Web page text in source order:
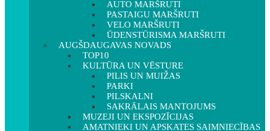
AUTO MARŠRUTI
PASTAIGU MARŠRUTI
VELO MARŠRUTI
ŪDENSTŪRISMA MARŠRUTI
AUGŠDAUGAVAS NOVADS
TOP10
KULTŪRA UN VĒSTURE
PILIS UN MUIŽAS
PARKI
PILSKALNI
SAKRĀLAIS MANTOJUMS
MUZEJI UN EKSPOZĪCIJAS
AMATNIEKI UN APSKATES SAIMNIECĪBAS